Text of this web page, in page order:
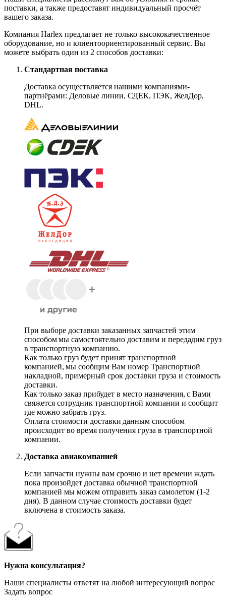
поставки, а также предоставят индивидуальный просчёт
вашего заказа.
Компания Harlex предлагает не только высококачественное
оборудование, но и клиентоориентированный сервис. Вы
можете выбрать один из 2 способов доставки:
Стандартная поставка
Доставка осуществляется нашими компаниями-
партнёрами: Деловые линии, СДЕК, ПЭК, ЖелДор,
DHL.
При выборе доставки заказанных запчастей этим
способом мы самостоятельно доставим и передадим груз
в транспортную компанию.
Как только груз будет принят транспортной
компанией, мы сообщим Вам номер Транспортной
накладной, примерный срок доставки груза и стоимость
доставки.
Как только заказ прибудет в место назначения, с Вами
свяжется сотрудник транспортной компании и сообщит
где можно забрать груз.
Оплата стоимости доставки данным способом
происходит во время получения груза в транспортной
компании.
Доставка авиакомпанией
Если запчасти нужны вам срочно и нет времени ждать
пока произойдет доставка обычной транспортной
компанией мы можем отправить заказ самолетом (1-2
дня). В данном случае стоимость доставки будет
включена в стоимость заказа.
Нужна консультация?
Наши специалисты ответят на любой интересующий вопрос
Задать вопрос